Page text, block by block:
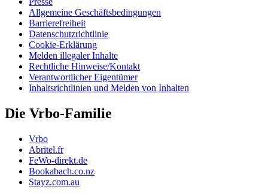
Allgemeine Geschäftsbedingungen
Barrierefreiheit
Datenschutzrichtlinie
Cookie-Erklärung
Melden illegaler Inhalte
Rechtliche Hinweise/Kontakt
Verantwortlicher Eigentümer
Inhaltsrichtlinien und Melden von Inhalten
Die Vrbo-Familie
Vrbo
Abritel.fr
FeWo-direkt.de
Bookabach.co.nz
Stayz.com.au